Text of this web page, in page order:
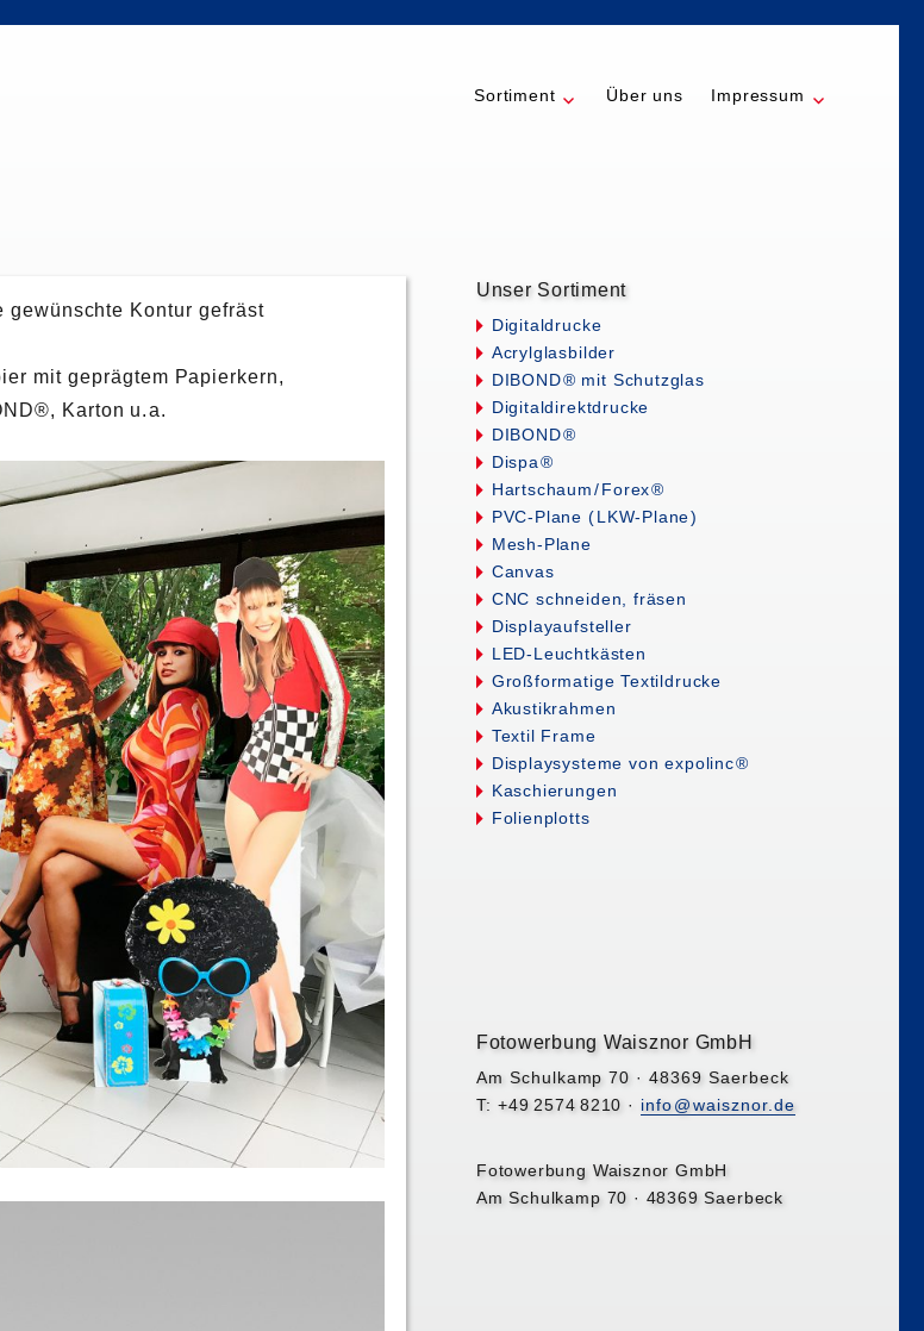
Sortiment Über uns Impressum
Kontur gefräst
mit geprägtem Papierkern,
Karton u.a.
Unser Sortiment
Digitaldrucke
Acrylglasbilder
DIBON D® mit Schutzglas
Digitaldirektdrucke
DIBON D®
Dispa®
Hartschau m/ Forex®
PVC-Plane ( LKW-Plane)
Mesh-Plane
Canvas
CNC schneiden, fräsen
Displayaufsteller
LED-Leuchtkästen
Großformatige Textildrucke
Akustikrahmen
Textil Frame
Displaysysteme von expolinc®
Kaschierungen
Folienplotts
Fotowerbung Waisznor GmbH
Am Schulkamp 70 · 48369 Saerbeck
T: +49 2574 8210 · info@waisznor.de
Fotowerbung Waisznor GmbH
Am Schulkamp 70 · 48369 Saerbeck